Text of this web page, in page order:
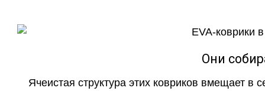
Они
Ячеистая структура этих ковриков вмещает в